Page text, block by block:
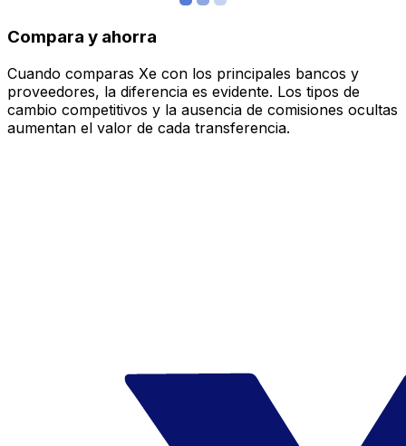
Compara y ahorra
Cuando comparas Xe con los principales bancos y
proveedores, la diferencia es evidente. Los tipos de
cambio competitivos y la ausencia de comisiones ocultas
aumentan el valor de cada transferencia.